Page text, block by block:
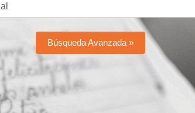
Búsqueda Avanzada »